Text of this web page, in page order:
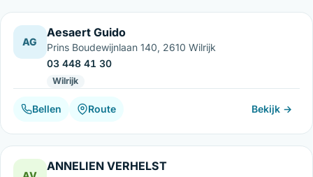
AG
Aesaert Guido
Prins Boudewijnlaan 140, 2610 Wilrijk
03 448 41 30
Wilrijk
Bellen Route Bekijk →
ANNELIEN VERHELST